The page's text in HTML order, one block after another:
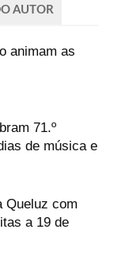
AUTOR
animam as
71.º
de música e
Queluz com
a 19 de